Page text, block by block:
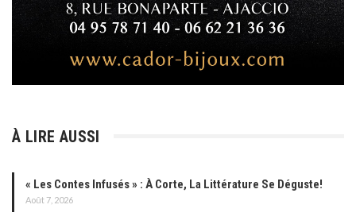
À LIRE AUSSI
« Les Contes Infusés » : À Corte, La Littérature Se Déguste!
Août 7, 2026